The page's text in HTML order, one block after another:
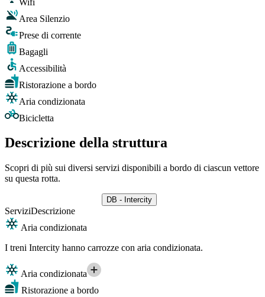
Area Silenzio
Prese di corrente
Bagagli
Accessibilità
Ristorazione a bordo
Aria condizionata
Bicicletta
Descrizione della struttura
Scopri di più sui diversi servizi disponibili a bordo di ciascun vettore
su questa rotta.
DB - Intercity
ServiziDescrizione
Aria condizionata
I treni Intercity hanno carrozze con aria condizionata.
Aria condizionata
Ristorazione a bordo